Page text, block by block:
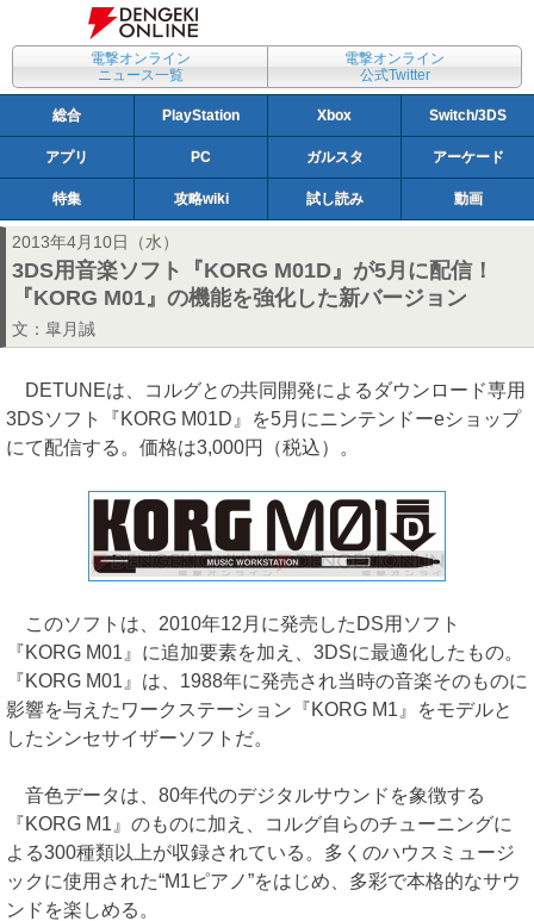
電撃オンライン
ニュース一覧
電撃オンライン
公式Twitter
総合 PlayStation Xbox Switch/3DS
アプリ PC ガルスタ アーケード
特集 攻略wiki 試し読み 動画
2013年4月10日（水）
3DS用音楽ソフト『KORG M01D』が5月に配信！
『KORG M01』の機能を強化した新バージョン
文： 皐月誠
DETUNEは、コルグとの共同開発によるダウンロード専用
3DSソフト『KORG M01D』を5月にニンテンドーeショップ
にて配信する。価格は3,000円（税込）。
このソフトは、2010年12月に発売したDS用ソフト
『KORG M01』に追加要素を加え、3DSに最適化したもの。
『KORG M01』は、1988年に発売され当時の音楽そのものに
影響を与えたワークステーション『KORG M1』をモデルと
したシンセサイザーソフトだ。
音色データは、80年代のデジタルサウンドを象徴する
『KORG M1』のものに加え、コルグ自らのチューニングに
よる300種類以上が収録されている。多くのハウスミュージ
ックに使用された“M1ピアノ”をはじめ、多彩で本格的なサウ
ンドを楽しめる。